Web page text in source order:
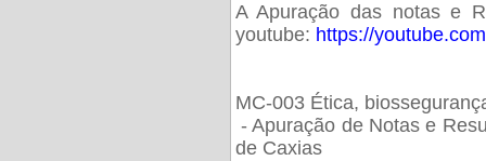
A Apuração das notas e
youtube: https://
MC-003 Ética,
- Apuração de Notas e
de Caxias